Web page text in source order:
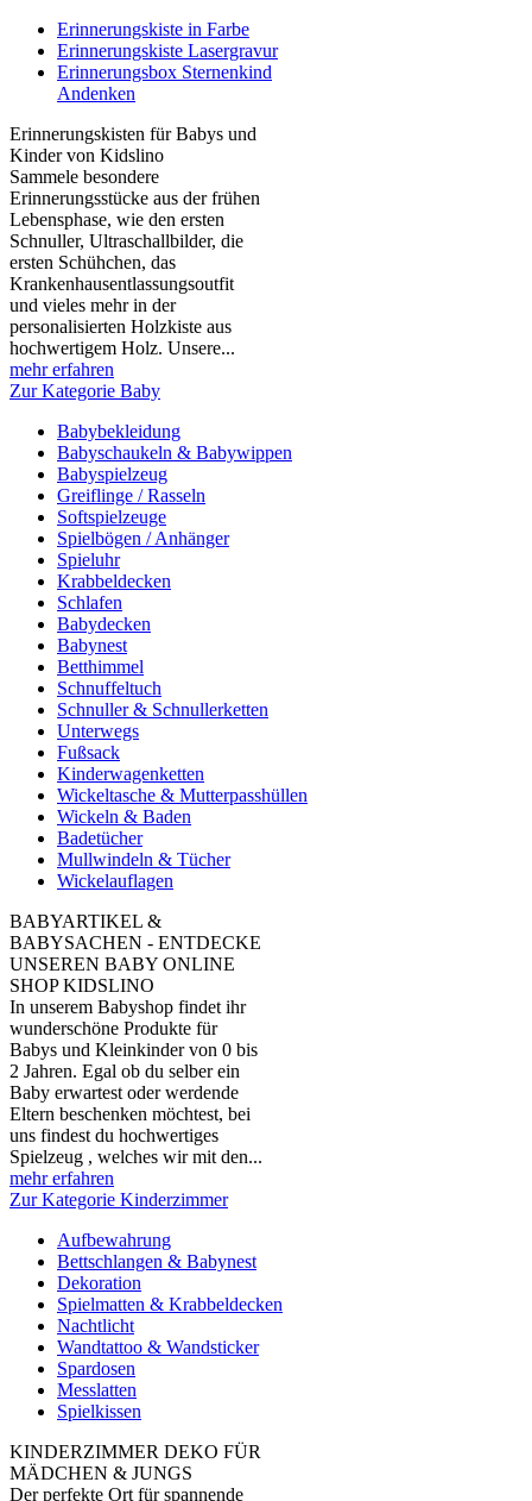
Erinnerungskiste in Farbe
Erinnerungskiste Lasergravur
Erinnerungsbox Sternenkind
Andenken
Erinnerungskisten für Babys und
Kinder von Kidslino
Sammele besondere
Erinnerungsstücke aus der frühen
Lebensphase, wie den ersten
Schnuller, Ultraschallbilder, die
ersten Schühchen, das
Krankenhausentlassungsoutfit
und vieles mehr in der
personalisierten Holzkiste aus
hochwertigem Holz. Unsere...
mehr erfahren
Zur Kategorie Baby
Babybekleidung
Babyschaukeln & Babywippen
Babyspielzeug
Greiflinge / Rasseln
Softspielzeuge
Spielbögen / Anhänger
Spieluhr
Krabbeldecken
Schlafen
Babydecken
Babynest
Betthimmel
Schnuffeltuch
Schnuller & Schnullerketten
Unterwegs
Fußsack
Kinderwagenketten
Wickeltasche & Mutterpasshüllen
Wickeln & Baden
Badetücher
Mullwindeln & Tücher
Wickelauflagen
BABYARTIKEL &
BABYSACHEN - ENTDECKE
UNSEREN BABY ONLINE
SHOP KIDSLINO
In unserem Babyshop findet ihr
wunderschöne Produkte für
Babys und Kleinkinder von 0 bis
2 Jahren. Egal ob du selber ein
Baby erwartest oder werdende
Eltern beschenken möchtest, bei
uns findest du hochwertiges
Spielzeug , welches wir mit den...
mehr erfahren
Zur Kategorie Kinderzimmer
Aufbewahrung
Bettschlangen & Babynest
Dekoration
Spielmatten & Krabbeldecken
Nachtlicht
Wandtattoo & Wandsticker
Spardosen
Messlatten
Spielkissen
KINDERZIMMER DEKO FÜR
MÄDCHEN & JUNGS
Der perfekte Ort für spannende